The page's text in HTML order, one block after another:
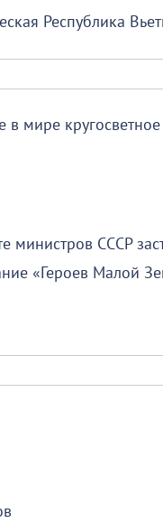
Республика
мире
министров СССР
«Героев Малой